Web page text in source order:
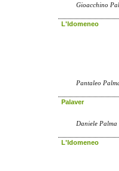
Gioacchino
L'Idomeneo
Pantaleo
Palaver
Daniele Palma
L'Idomeneo